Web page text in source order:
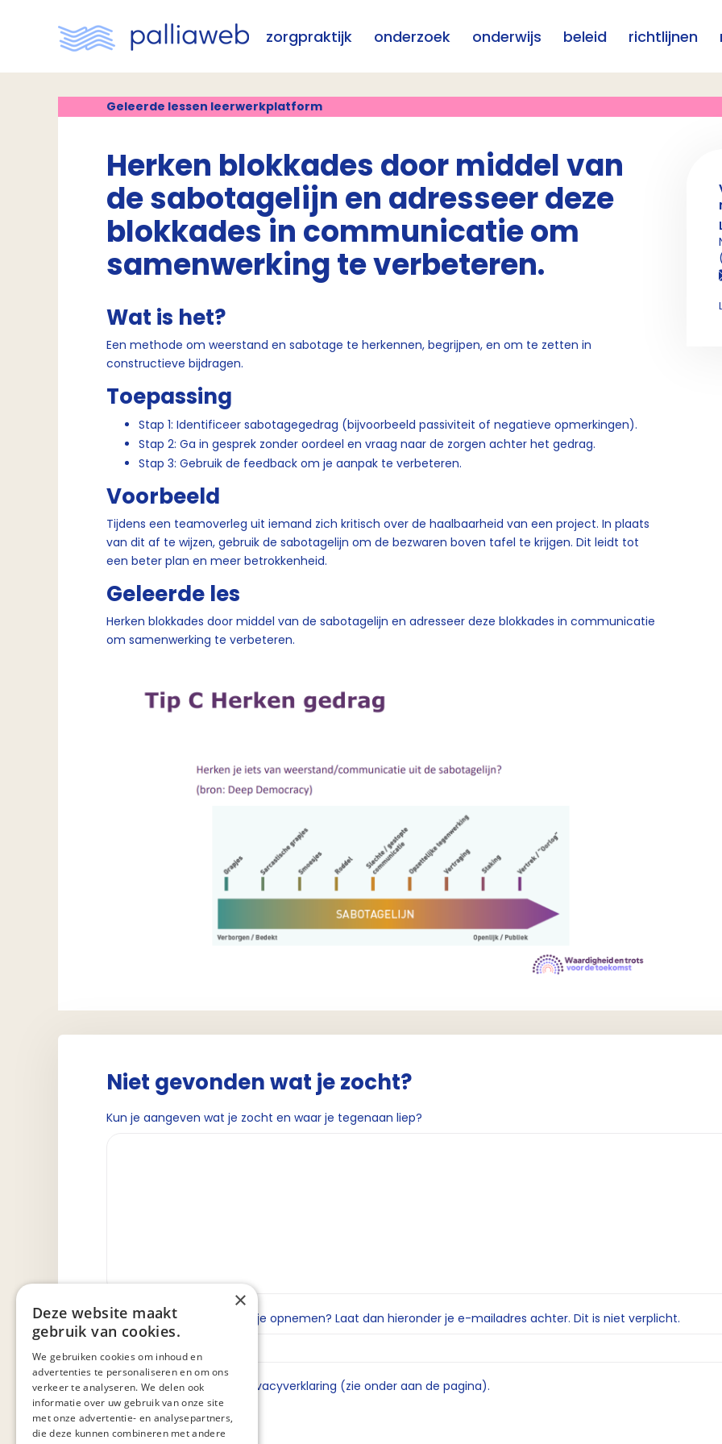
zorgpraktijk onderzoek onderwijs beleid richtlijnen
Geleerde lessen leerwerkplatform
Herken blokkades door middel van
de sabotagelijn en adresseer deze
blokkades in communicatie om
samenwerking te verbeteren.
Wat is het?
Een methode om weerstand en sabotage te herkennen, begrijpen, en om te zetten in
constructieve bijdragen.
Toepassing
Stap 1: Identificeer sabotagegedrag (bijvoorbeeld passiviteit of negatieve opmerkingen).
Stap 2: Ga in gesprek zonder oordeel en vraag naar de zorgen achter het gedrag.
Stap 3: Gebruik de feedback om je aanpak te verbeteren.
Voorbeeld
Tijdens een teamoverleg uit iemand zich kritisch over de haalbaarheid van een project. In plaats
van dit af te wijzen, gebruik de sabotagelijn om de bezwaren boven tafel te krijgen. Dit leidt tot
een beter plan en meer betrokkenheid.
Geleerde les
Herken blokkades door middel van de sabotagelijn en adresseer deze blokkades in communicatie
om samenwerking te verbeteren.
Niet gevonden wat je zocht?
Kun je aangeven wat je zocht en waar je tegenaan liep?
Wil je dat we contact met je opnemen? Laat dan hieronder je e-mailadres achter. Dit is niet verplicht.
Ik ga akkoord met de privacyverklaring (zie onder aan de pagina).
×
Deze website maakt
gebruik van cookies.
We gebruiken cookies om inhoud en
advertenties te personaliseren en om ons
verkeer te analyseren. We delen ook
informatie over uw gebruik van onze site
met onze advertentie- en analysepartners,
die deze kunnen combineren met andere